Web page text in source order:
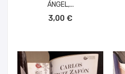
ÁNGEL,...
3,00 €